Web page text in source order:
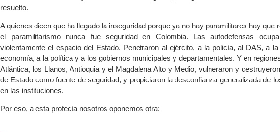
resuelto.
A quienes dicen que ha llegado la inseguridad porque ya no hay paramilitares hay que
el paramilitarismo nunca fue seguridad en Colombia. Las autodefensas
violentamente el espacio del Estado. Penetraron al ejército, a la policía, al DAS, a
economía, a la política y a los gobiernos municipales y departamentales. Y en
Atlántica, los Llanos, Antioquia y el Magdalena Alto y Medio, vulneraron y
de Estado como fuente de seguridad, y propiciaron la desconfianza generalizada de
en las instituciones.
Por eso, a esta profecía nosotros oponemos otra: